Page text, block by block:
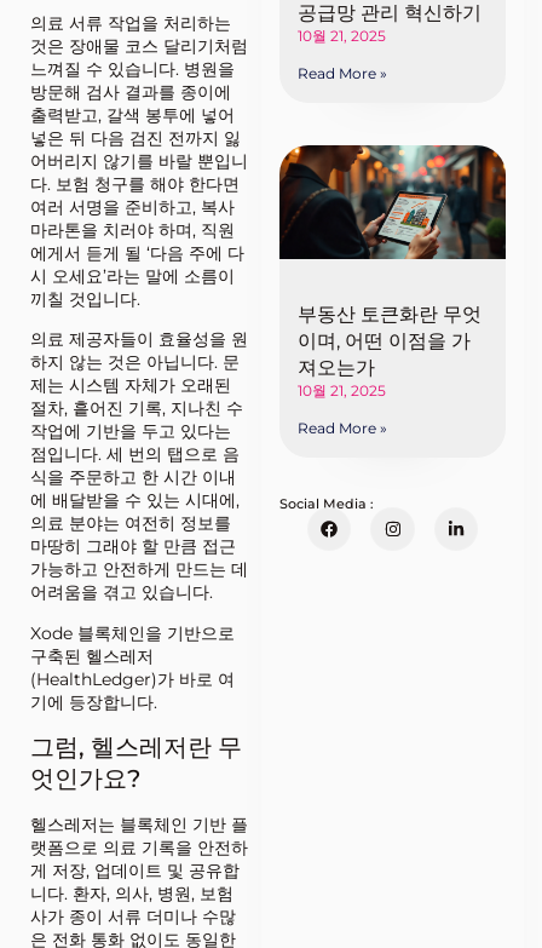
의료 서류 작업을 처리하는
것은 장애물 코스 달리기처럼
느껴질 수 있습니다. 병원을
방문해 검사 결과를 종이에
출력받고, 갈색 봉투에 넣어
넣은 뒤 다음 검진 전까지 잃
어버리지 않기를 바랄 뿐입니
다. 보험 청구를 해야 한다면
여러 서명을 준비하고, 복사
마라톤을 치러야 하며, 직원
에게서 듣게 될 ‘다음 주에 다
시 오세요’라는 말에 소름이
끼칠 것입니다.
의료 제공자들이 효율성을 원
하지 않는 것은 아닙니다. 문
제는 시스템 자체가 오래된
절차, 흩어진 기록, 지나친 수
작업에 기반을 두고 있다는
점입니다. 세 번의 탭으로 음
식을 주문하고 한 시간 이내
에 배달받을 수 있는 시대에,
의료 분야는 여전히 정보를
마땅히 그래야 할 만큼 접근
가능하고 안전하게 만드는 데
어려움을 겪고 있습니다.
Xode 블록체인을 기반으로
구축된 헬스레저
(HealthLedger)가 바로 여
기에 등장합니다.
그럼, 헬스레저란 무
엇인가요?
헬스레저는 블록체인 기반 플
랫폼으로 의료 기록을 안전하
게 저장, 업데이트 및 공유합
니다. 환자, 의사, 병원, 보험
사가 종이 서류 더미나 수많
은 전화 통화 없이도 동일한
공급망 관리 혁신하기
10월 21, 2025
Read More »
부동산 토큰화란 무엇
이며, 어떤 이점을 가
져오는가
10월 21, 2025
Read More »
Social Media :